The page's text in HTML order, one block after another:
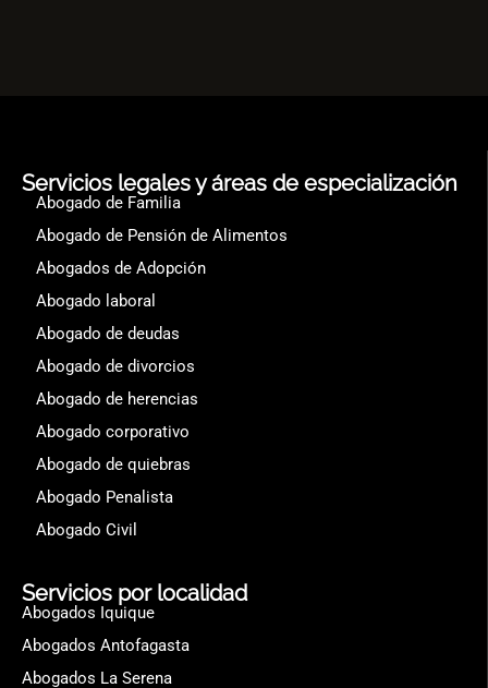
Servicios legales y áreas de especialización
Abogado de Familia
Abogado de Pensión de Alimentos
Abogados de Adopción
Abogado laboral
Abogado de deudas
Abogado de divorcios
Abogado de herencias
Abogado corporativo
Abogado de quiebras
Abogado Penalista
Abogado Civil
Servicios por localidad
Abogados Iquique
Abogados Antofagasta
Abogados La Serena